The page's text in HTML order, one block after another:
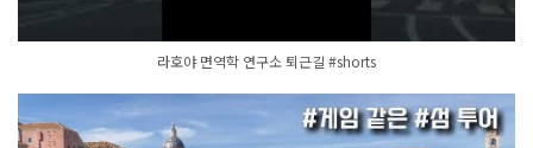
라호야 면역학 연구소 퇴근길 #shorts